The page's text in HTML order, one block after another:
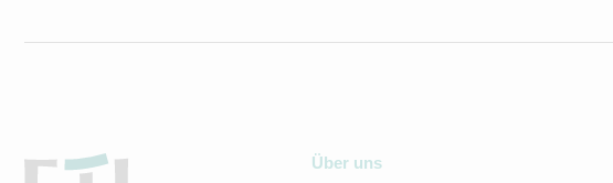
Über uns